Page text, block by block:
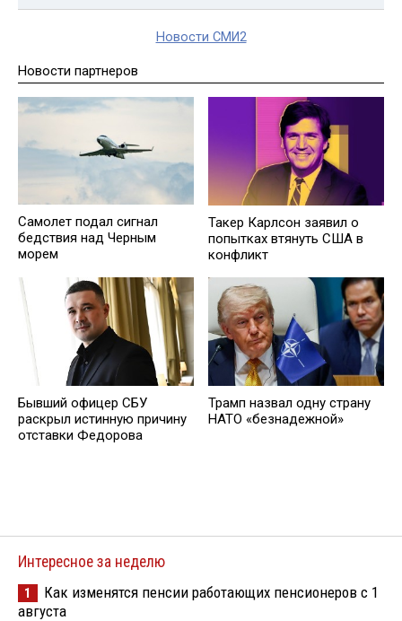
Новости СМИ2
Новости партнеров
Самолет подал сигнал
бедствия над Черным
морем
Такер Карлсон заявил о
попытках втянуть США в
конфликт
Бывший офицер СБУ
раскрыл истинную причину
отставки Федорова
Трамп назвал одну страну
НАТО «безнадежной»
Интересное за неделю
1
Как изменятся пенсии работающих пенсионеров с 1
августа